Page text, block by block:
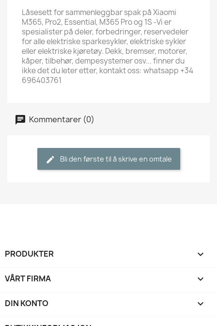
Låsesett for sammenleggbar spak på Xiaomi
M365, Pro2, Essential, M365 Pro og 1S -Vi er
spesialister på deler, forbedringer, reservedeler
for alle elektriske sparkesykler, elektriske sykler
eller elektriske kjøretøy. Dekk, bremser, motorer,
kåper, tilbehør, dempesystemer osv... finner du
ikke det du leter etter, kontakt oss: whatsapp +34
696403761
Kommentarer (0)
Bli den første til å skrive en omtale
PRODUKTER 
VÅRT FIRMA 
DIN KONTO 